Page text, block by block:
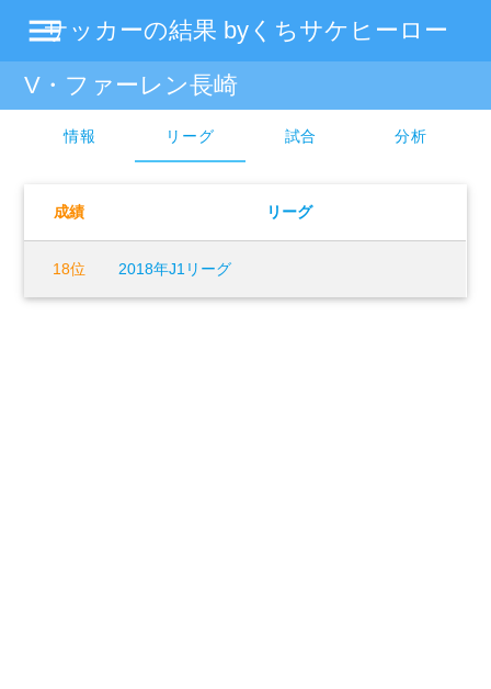
サッカーの結果 byくちサケヒーロー
menu
V・ファーレン長崎
情報 リーグ 試合 分析
成績 リーグ
18位 2018年J1リーグ